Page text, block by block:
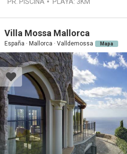
Villa Mossa Mallorca
España · Mallorca · Valldemossa Mapa